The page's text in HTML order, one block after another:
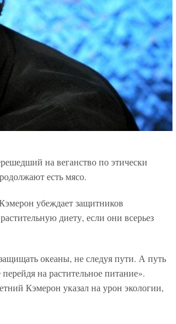
на веганство по этически
есть мясо.
убеждает защитников
диету, если они всерьез
океаны, не следуя пути. А путь
на растительное питание».
Кэмерон указал на урон экологии,